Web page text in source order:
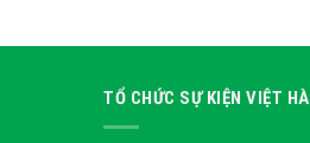
TỔ CHỨC SỰ KIỆN VIỆT HÀ